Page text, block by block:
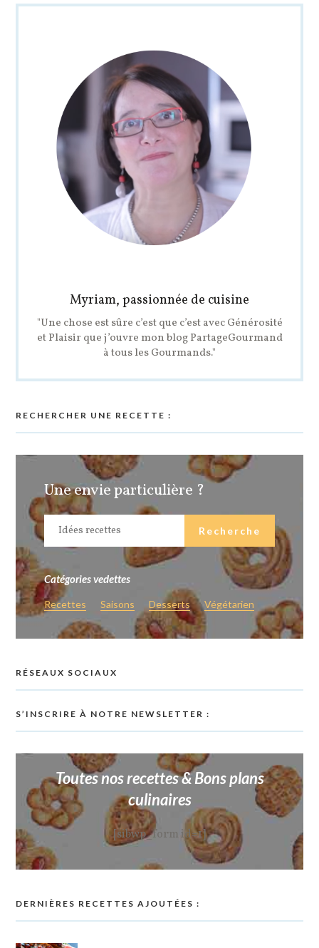
Myriam, passionnée de cuisine
"Une chose est sûre c’est que c’est avec Générosité
et Plaisir que j’ouvre mon blog PartageGourmand
à tous les Gourmands."
RECHERCHER UNE RECETTE :
Une envie particulière ?
Catégories vedettes
Recettes Saisons Desserts Végétarien
RÉSEAUX SOCIAUX
S’INSCRIRE À NOTRE NEWSLETTER :
Toutes nos recettes & Bons plans
culinaires
[sibwp_form id=1]
DERNIÈRES RECETTES AJOUTÉES :